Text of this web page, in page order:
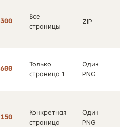
300
Все
страницы
ZIP
600
Только
страница 1
Один
PNG
150
Конкретная
страница
Один
PNG